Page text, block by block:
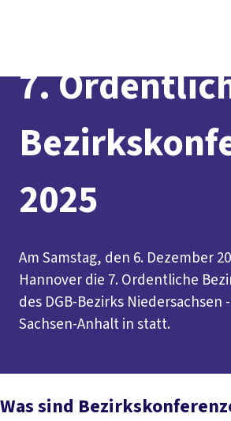
7.
2025
Am Samstag, den 6. Dezember
Hannover die 7. Ordentliche
des DGB-Bezirks Niedersachsen
Sachsen-Anhalt in statt.
Was sind